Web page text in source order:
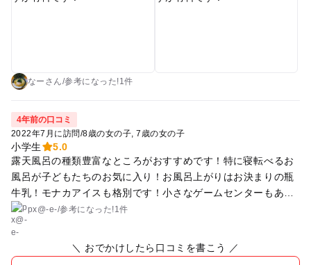
なーさん/参考に なった!1件
4年前の口コミ
2022年7月に訪問/8歳の女の子 7歳の女の子
小学生
5.0
露天風呂の種類豊富なところがおすすめです！特に寝転べるお
風呂が子どもたちのお気に入り！お風呂上がりはお決まりの瓶
牛乳！モナカアイスも格別です！小さなゲームセンターもある
ので退屈しませんでした！
px@-e-/参考に なった!1件
＼ おでかけしたら口コミを書こう ／